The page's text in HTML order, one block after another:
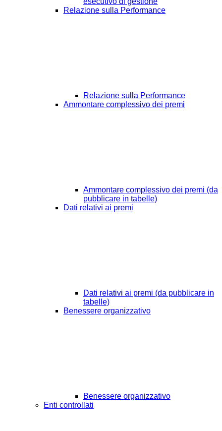
Relazione sulla Performance
Relazione sulla Performance
Ammontare complessivo dei premi
Ammontare complessivo dei premi (da
pubblicare in tabelle)
Dati relativi ai premi
Dati relativi ai premi (da pubblicare in
tabelle)
Benessere organizzativo
Benessere organizzativo
Enti controllati